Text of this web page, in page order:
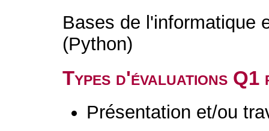
Bases de l'informatique
(Python)
Types d'évaluations
Présentation et/ou